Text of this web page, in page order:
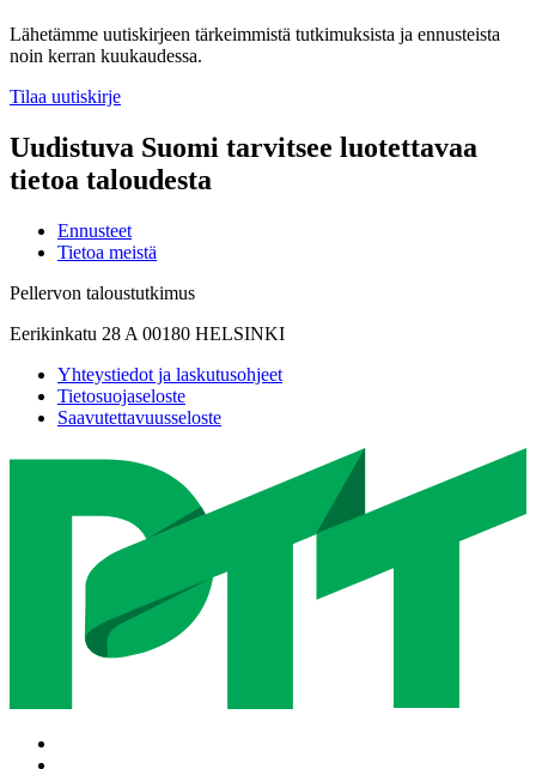
Lähetämme uutiskirjeen tärkeimmistä tutkimuksista ja ennusteista
noin kerran kuukaudessa.
Tilaa uutiskirje
Uudistuva Suomi tarvitsee luotettavaa
tietoa taloudesta
Ennusteet
Tietoa meistä
Pellervon taloustutkimus
Eerikinkatu 28 A 00180 HELSINKI
Yhteystiedot ja laskutusohjeet
Tietosuojaseloste
Saavutettavuusseloste